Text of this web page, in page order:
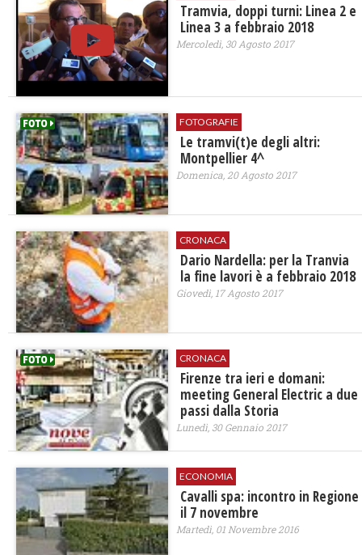
Tramvia, doppi turni: Linea 2 e
Linea 3 a febbraio 2018
Mercoledì, 30 Agosto 2017
FOTOGRAFIE
Le tramvi(t)e degli altri:
Montpellier 4^
Domenica, 20 Agosto 2017
CRONACA
Dario Nardella: per la Tranvia
la fine lavori è a febbraio 2018
Giovedì, 17 Agosto 2017
CRONACA
​Firenze tra ieri e domani:
meeting General Electric a due
passi dalla Storia
Lunedì, 30 Gennaio 2017
ECONOMIA
Cavalli spa: incontro in Regione
il 7 novembre
Martedì, 01 Novembre 2016